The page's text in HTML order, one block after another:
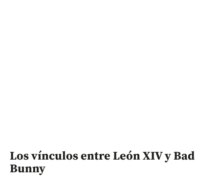
Los vínculos entre León XIV y Bad
Bunny